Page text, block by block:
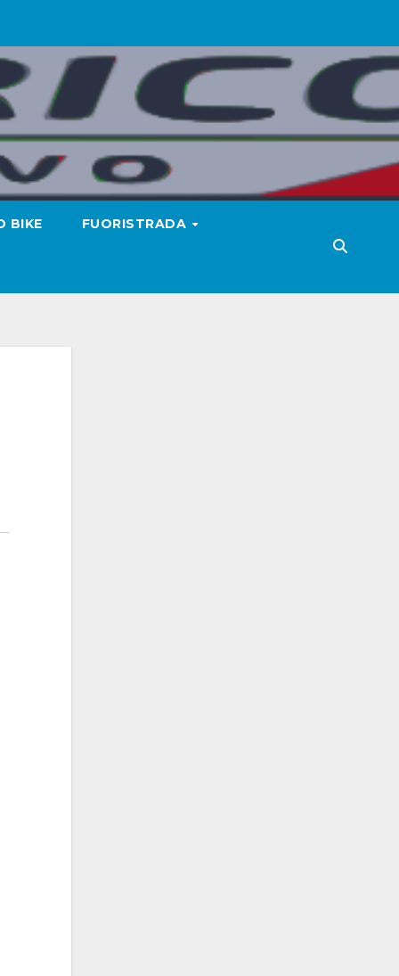
BIKE FUORISTRADA